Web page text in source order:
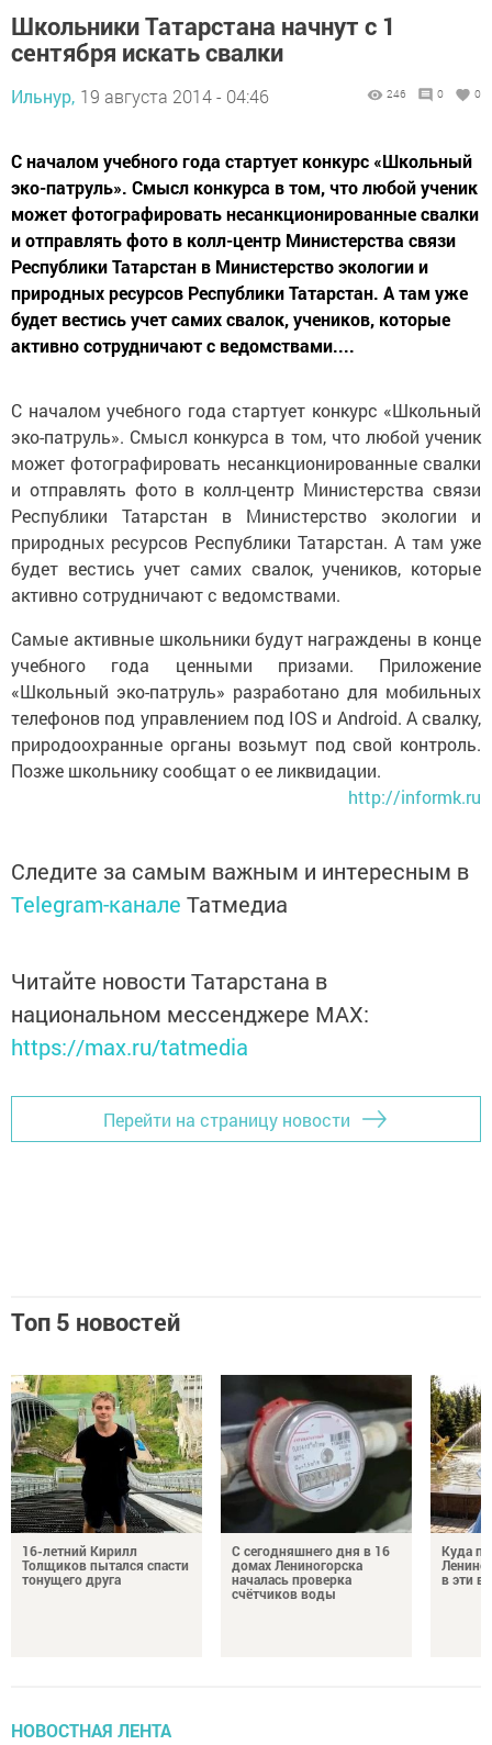
Школьники Татарстана начнут с 1
сентября искать свалки
Ильнур, 19 августа 2014 - 04:46 246 0 0
С началом учебного года стартует конкурс «Школьный
эко-патруль». Смысл конкурса в том, что любой ученик
может фотографировать несанкционированные свалки
и отправлять фото в колл-центр Министерства связи
Республики Татарстан в Министерство экологии и
природных ресурсов Республики Татарстан. А там уже
будет вестись учет самих свалок, учеников, которые
активно сотрудничают с ведомствами....
С началом учебного года стартует конкурс «Школьный
эко-патруль». Смысл конкурса в том, что любой ученик
может фотографировать несанкционированные свалки
и отправлять фото в колл-центр Министерства связи
Республики Татарстан в Министерство экологии и
природных ресурсов Республики Татарстан. А там уже
будет вестись учет самих свалок, учеников, которые
активно сотрудничают с ведомствами.
Самые активные школьники будут награждены в конце
учебного года ценными призами. Приложение
«Школьный эко-патруль» разработано для мобильных
телефонов под управлением под IOS и Android. А свалку,
природоохранные органы возьмут под свой контроль.
Позже школьнику сообщат о ее ликвидации.
http://informk.ru
Следите за самым важным и интересным в
Telegram-канале Татмедиа
Читайте новости Татарстана в
национальном мессенджере MАХ:
https://max.ru/tatmedia
Перейти на страницу новости
Топ 5 новостей
16-летний Кирилл
Толщиков пытался спасти
тонущего друга
С сегодняшнего дня в 16
домах Лениногорска
началась проверка
счётчиков воды
Куда
в эти
НОВОСТНАЯ ЛЕНТА